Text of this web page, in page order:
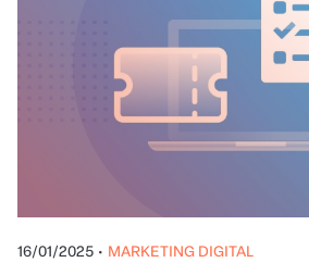
16/01/2025 • MARKETING DIGITAL